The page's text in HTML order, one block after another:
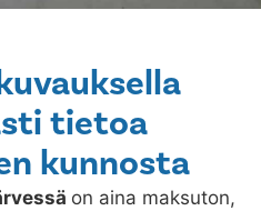
tietoa
kunnosta
on aina maksuton,